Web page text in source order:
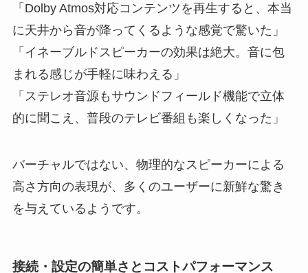
「Dolby Atmos対応コンテンツを再生すると、本当
に天井から音が降ってくるような感覚で驚いた」
「イネーブルドスピーカーの効果は絶大。音に包
まれる感じが手軽に味わえる」
「ステレオ音源もサウンドフィールド機能で立体
的に聞こえ、普段のテレビ番組も楽しくなった」
バーチャルではない、物理的なスピーカーによる
高さ方向の表現が、多くのユーザーに新鮮な驚き
を与えているようです。
接続・設定の簡単さとコストパフォーマンス